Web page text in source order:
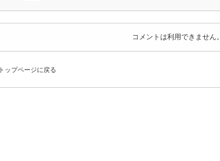
コメントは利用できません。
トップページに戻る